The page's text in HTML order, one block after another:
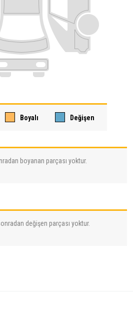
Boyalı Değişen
boyanan parçası yoktur.
değişen parçası yoktur.